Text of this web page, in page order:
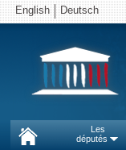
English Deutsch
Les
députés